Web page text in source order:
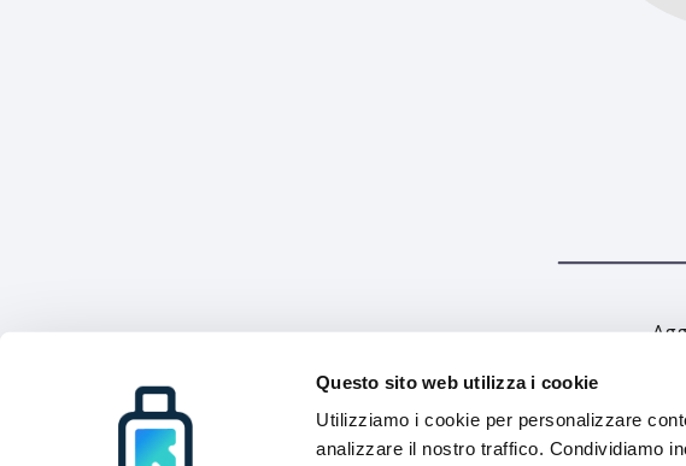
Questo sito web utilizza i cookie
Utilizziamo i cookie per personalizzare
analizzare il nostro traffico. Condividiamo